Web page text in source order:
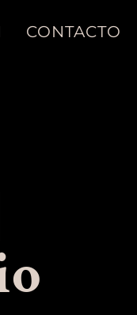
CONTACTO